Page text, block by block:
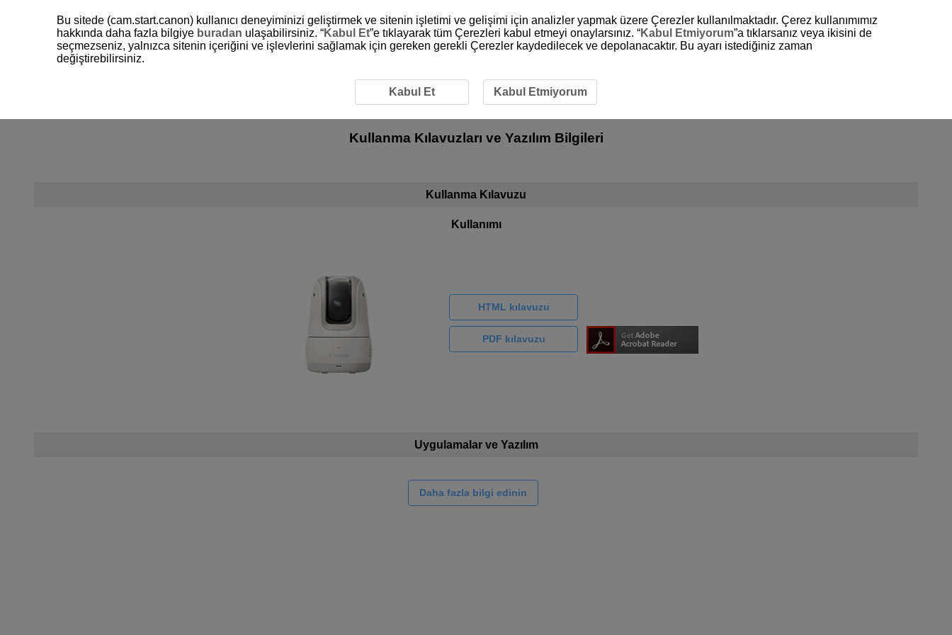
-- Bölge/Ülke Seçin --
PowerShot PICK/PowerShot PXkullanan müşteriler için
Kullanma Kılavuzları ve Yazılım Bilgileri
Kullanma Kılavuzu
Kullanımı
HTML kılavuzu
PDF kılavuzu
Uygulamalar ve Yazılım
Daha fazla bilgi edinin
Bu sitede (cam.start.canon) kullanıcı deneyiminizi geliştirmek ve sitenin işletimi ve gelişimi için analizler yapmak üzere Çerezler kullanılmaktadır. Çerez kullanımımız
hakkında daha fazla bilgiye buradan ulaşabilirsiniz. “Kabul Et”e tıklayarak tüm Çerezleri kabul etmeyi onaylarsınız. “Kabul Etmiyorum”a tıklarsanız veya ikisini de
seçmezseniz, yalnızca sitenin içeriğini ve işlevlerini sağlamak için gereken gerekli Çerezler kaydedilecek ve depolanacaktır. Bu ayarı istediğiniz zaman
değiştirebilirsiniz.
Kabul Et Kabul Etmiyorum